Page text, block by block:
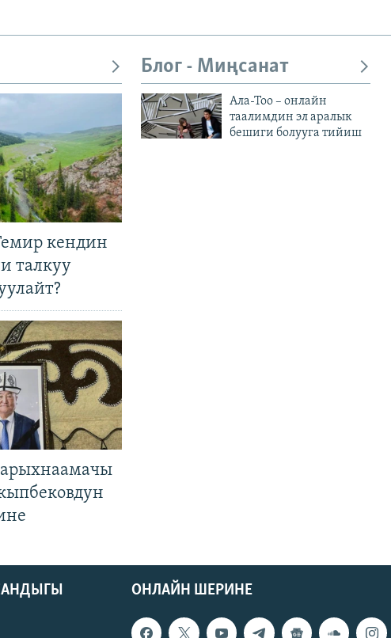
кендин
талкуу
Блог - Миңсанат
Ала-Тоо – онлайн
таалимдин эл аралык
бешиги болууга тийиш
ОНЛАЙН ШЕРИНЕ